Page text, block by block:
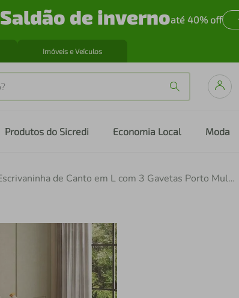
Saldão de invernoaté 40% off
Imóveis e Veículos
Produtos do Sicredi Economia Local Moda
Escrivaninha de Canto em L com 3 Gavetas Porto Multimóveis MP6036